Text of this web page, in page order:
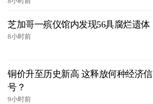
芝加哥一殡仪馆内发现56具腐烂遗体
8小时前
铜价升至历史新高 这释放何种经济信
号？
9小时前